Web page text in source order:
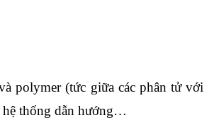
polymer (tức giữa các phân tử với
hệ thống dẫn hướng…